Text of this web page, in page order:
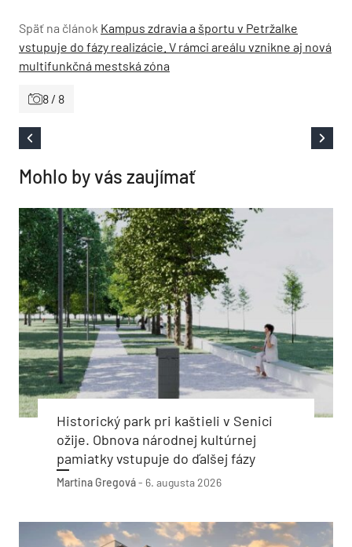
Späť na článok Kampus zdravia a športu v Petržalke
vstupuje do fázy realizácie. V rámci areálu vznikne aj nová
multifunkčná mestská zóna
8 / 8
Mohlo by vás zaujímať
Historický park pri kaštieli v Senici
ožije. Obnova národnej kultúrnej
pamiatky vstupuje do ďalšej fázy
Martina Gregová- 6. augusta 2026